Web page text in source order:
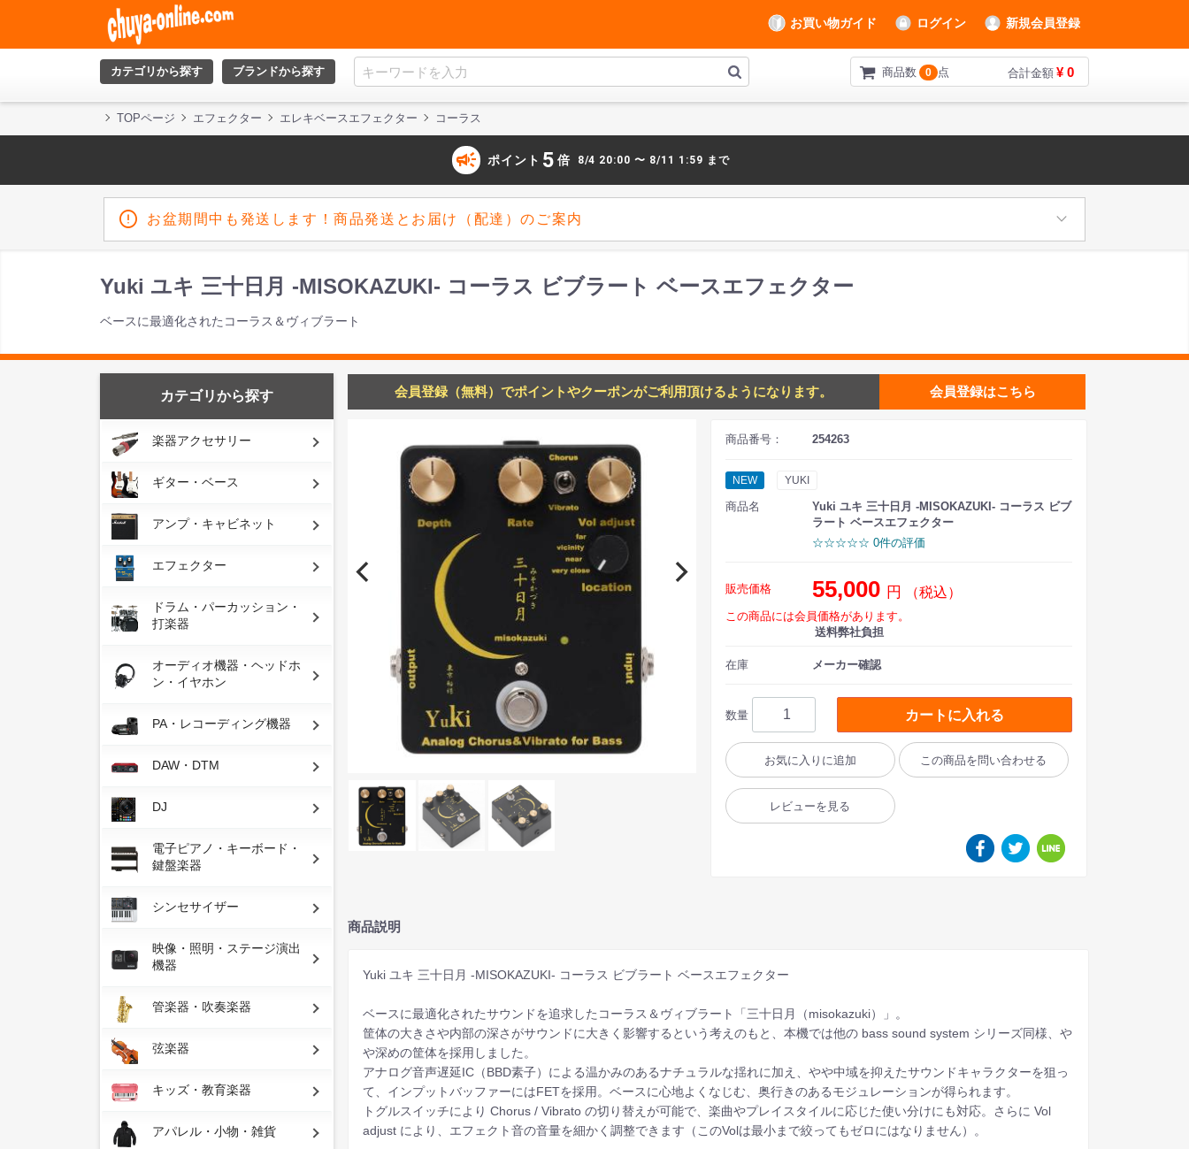
お買い物ガイド ログイン 新規会員登録
カテゴリから探す ブランドから探す 商品数 0 点 合計金額 ¥ 0
TOPページ エフェクター エレキベースエフェクター コーラス
campaign ポイント 5 倍 8/4 20:00 〜 8/11 1:59 まで
お盆期間中も発送します！商品発送とお届け（配達）のご案内
Yuki ユキ 三十日月 -MISOKAZUKI- コーラス ビブラート ベースエフェクター
ベースに最適化されたコーラス＆ヴィブラート
カテゴリから探す
楽器アクセサリー
ギター・ベース
アンプ・キャビネット
エフェクター
ドラム・パーカッション・
打楽器
オーディオ機器・ヘッドホ
ン・イヤホン
PA・レコーディング機器
DAW・DTM
DJ
電子ピアノ・キーボード・
鍵盤楽器
シンセサイザー
映像・照明・ステージ演出
機器
管楽器・吹奏楽器
弦楽器
キッズ・教育楽器
アパレル・小物・雑貨
会員登録（無料）でポイントやクーポンがご利用頂けるようになります。 会員登録はこちら
商品番号： 254263
NEW YUKI
商品名
Yuki ユキ 三十日月 -MISOKAZUKI- コーラス ビブ
ラート ベースエフェクター
☆☆☆☆☆ 0件の評価
販売価格 55,000 円 （税込）
この商品には会員価格があります。
送料弊社負担
在庫 メーカー確認
数量 カートに入れる
お気に入りに追加 この商品を問い合わせる
レビューを見る
商品説明
Yuki ユキ 三十日月 -MISOKAZUKI- コーラス ビブラート ベースエフェクター
ベースに最適化されたサウンドを追求したコーラス＆ヴィブラート「三十日月（misokazuki）」。
筐体の大きさや内部の深さがサウンドに大きく影響するという考えのもと、本機では他の bass sound system シリーズ同様、や
や深めの筐体を採用しました。
アナログ音声遅延IC（BBD素子）による温かみのあるナチュラルな揺れに加え、やや中域を抑えたサウンドキャラクターを狙っ
て、インプットバッファーにはFETを採用。ベースに心地よくなじむ、奥行きのあるモジュレーションが得られます。
トグルスイッチにより Chorus / Vibrato の切り替えが可能で、楽曲やプレイスタイルに応じた使い分けにも対応。さらに Vol
adjust により、エフェクト音の音量を細かく調整できます（このVolは最小まで絞ってもゼロにはなりません）。